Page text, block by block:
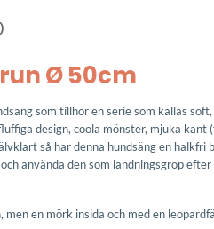
Ø 50cm
som tillhör en serie som kallas
design, coola mönster, mjuka kant
så har denna hundsäng en
använda den som landningsgrop
en mörk insida och med en